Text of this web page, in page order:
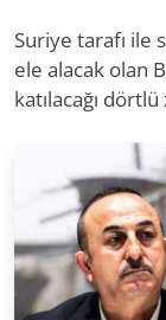
Suriye tarafı ile
ele alacak olan
katılacağı